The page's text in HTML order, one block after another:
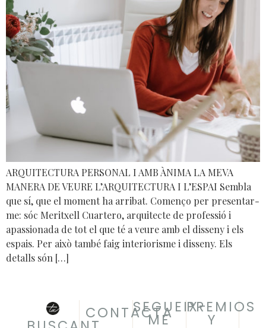
ARQUITECTURA PERSONAL I AMB ÀNIMA LA MEVA
MANERA DE VEURE L’ARQUITECTURA I L’ESPAI Sembla
que sí, que el moment ha arribat. Començo per presentar-
me: sóc Meritxell Cuartero, arquitecte de professió i
apassionada de tot el que té a veure amb el disseny i els
espais. Per això també faig interiorisme i disseny. Els
detalls són […]
CONTACTA
SEGUEIX-
ME
PREMIOS
Y